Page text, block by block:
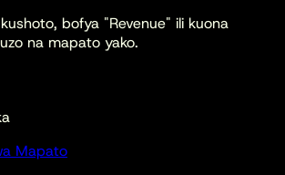
bofya "Revenue" ili kuona
na mapato yako.
Mapato